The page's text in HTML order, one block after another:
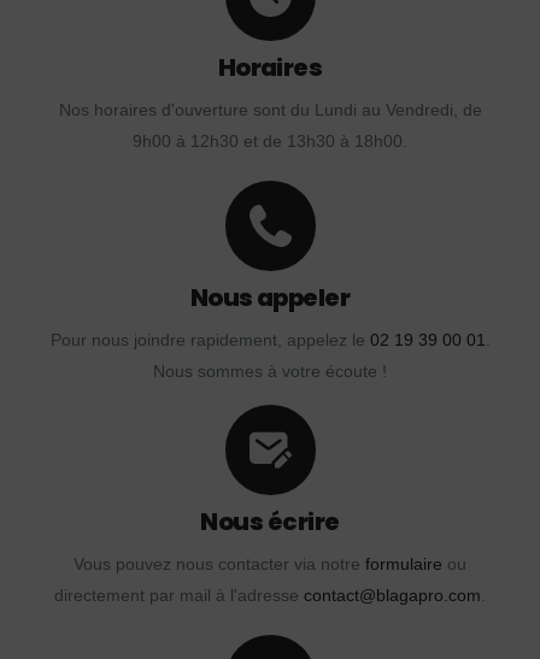
Horaires
Nos horaires d'ouverture sont du Lundi au Vendredi, de
9h00 à 12h30 et de 13h30 à 18h00.
Nous appeler
Pour nous joindre rapidement, appelez le 02 19 39 00 01.
Nous sommes à votre écoute !
Nous écrire
Vous pouvez nous contacter via notre formulaire ou
directement par mail à l'adresse contact@blagapro.com.